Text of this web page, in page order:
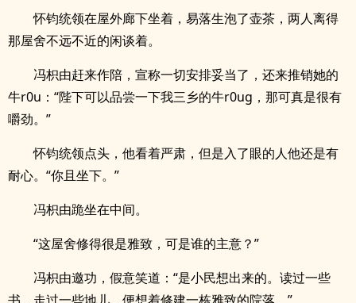
怀钧统领在屋外廊下坐着，易落生泡了壶茶，两人离得
那屋舍不远不近的闲谈着。
冯枳由赶来作陪，宣称一切安排妥当了，还来推销她的
牛r0u：“陛下可以品尝一下我三乡的牛r0ug，那可真是很有
嚼劲。”
怀钧统领点头，他看着严肃，但是入了眼的人他还是有
耐心。“你且坐下。”
冯枳由跪坐在中间。
“这屋舍修得很是雅致，可是谁的主意？”
冯枳由邀功，假意笑道：“是小民想出来的。读过一些